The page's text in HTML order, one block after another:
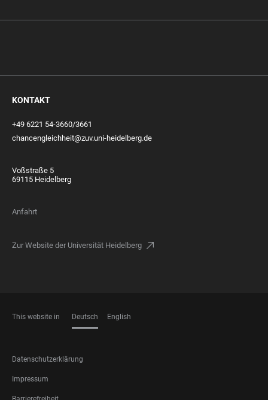
KONTAKT
+49 6221 54-3660/3661
chancengleichheit@zuv.uni-heidelberg.de
Voßstraße 5
69115 Heidelberg
Anfahrt
Zur Website der Universität Heidelberg
This website in Deutsch English
FOOTER
LEGAL
Datenschutzerklärung
Impressum